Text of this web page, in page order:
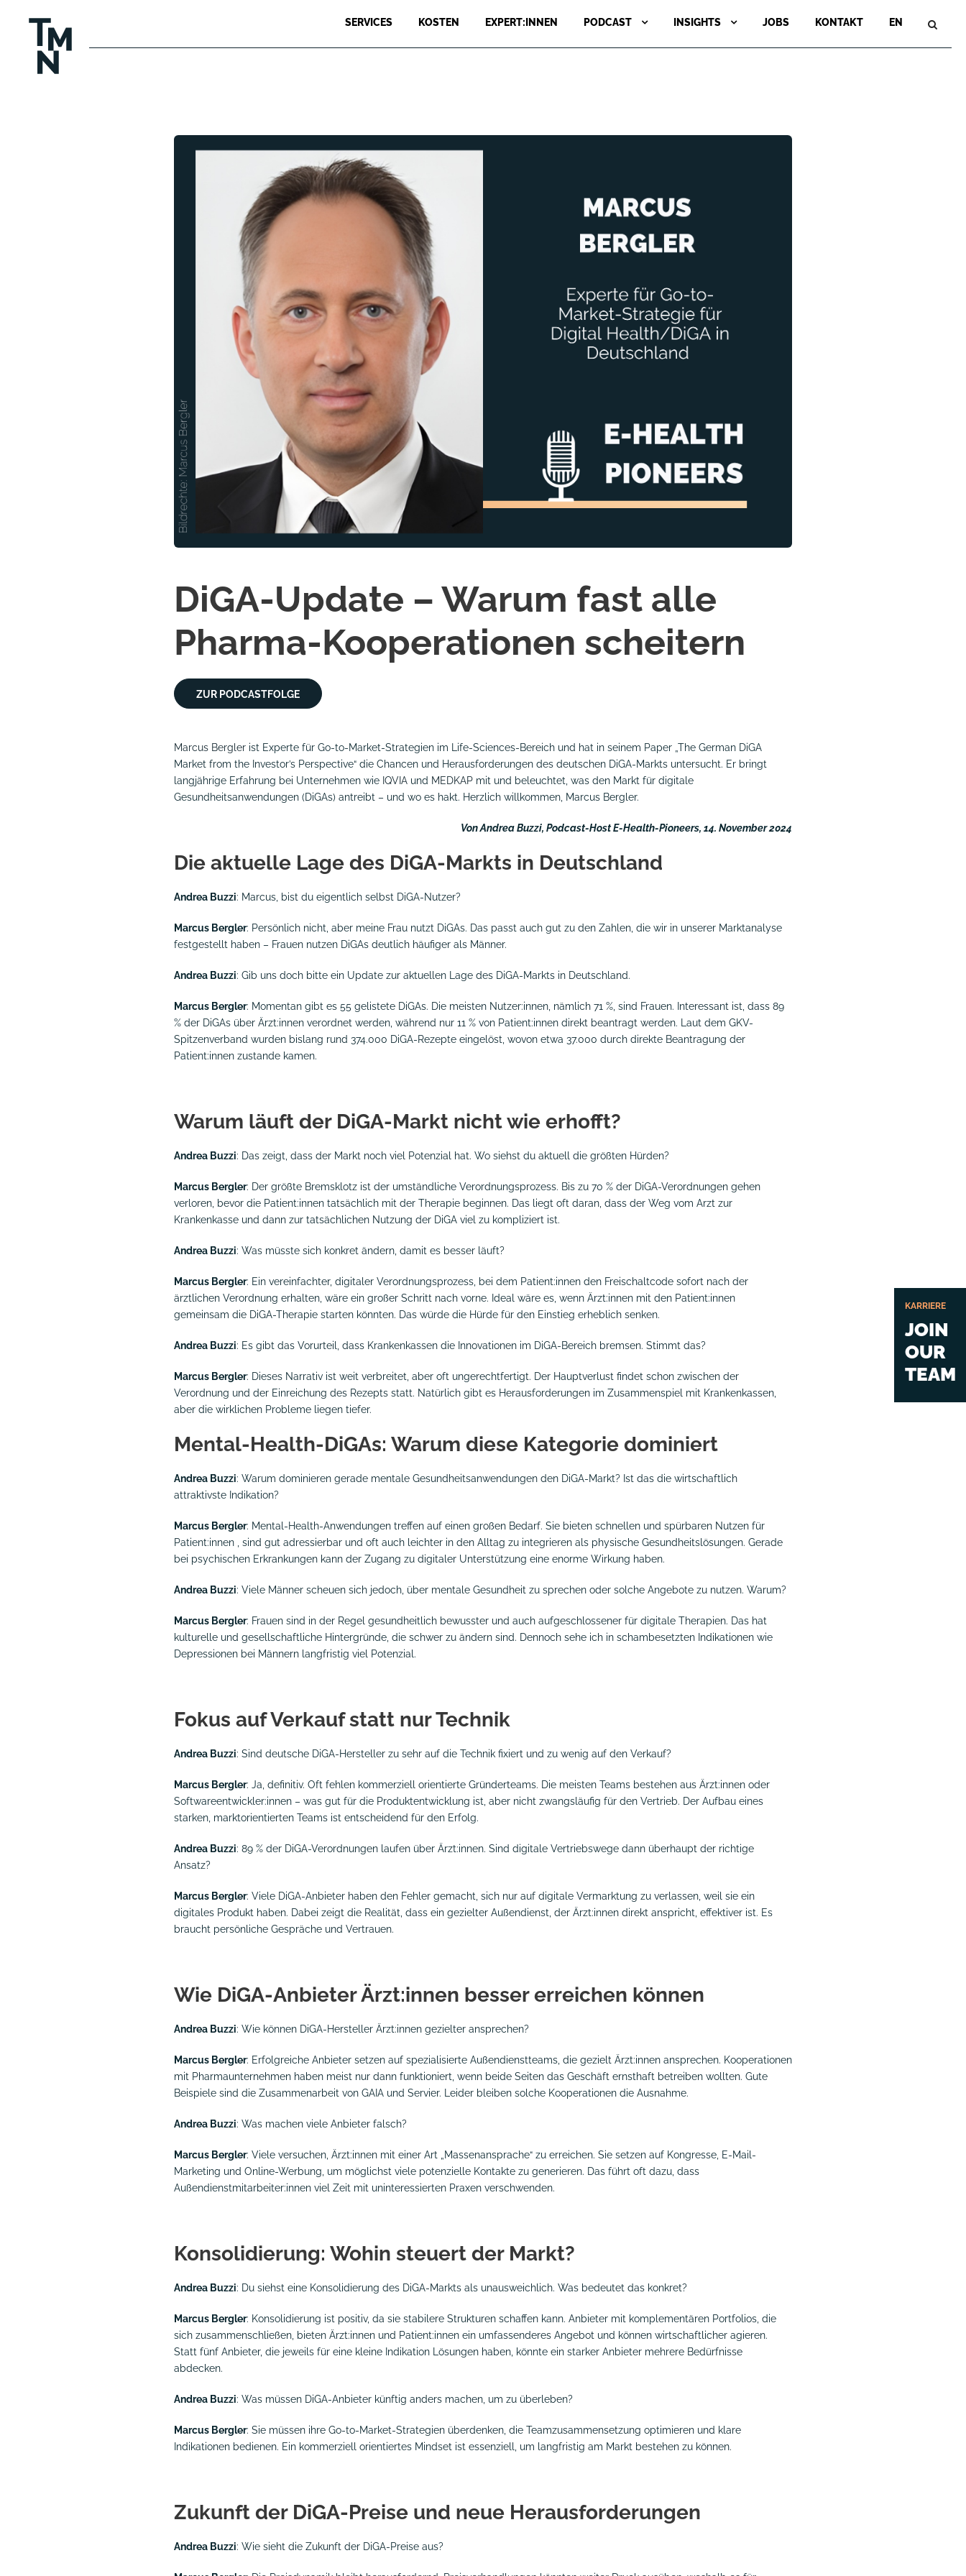
SERVICES KOSTEN EXPERT:INNEN PODCAST INSIGHTS JOBS KONTAKT EN
DiGA-Update – Warum fast alle
Pharma-Kooperationen scheitern
ZUR PODCASTFOLGE
Marcus Bergler ist Experte für Go-to-Market-Strategien im Life-Sciences-Bereich und hat in seinem Paper „The German DiGA
Market from the Investor’s Perspective“ die Chancen und Herausforderungen des deutschen DiGA-Markts untersucht. Er bringt
langjährige Erfahrung bei Unternehmen wie IQVIA und MEDKAP mit und beleuchtet, was den Markt für digitale
Gesundheitsanwendungen (DiGAs) antreibt – und wo es hakt. Herzlich willkommen, Marcus Bergler.
Von Andrea Buzzi, Podcast-Host E-Health-Pioneers, 14. November 2024
Die aktuelle Lage des DiGA-Markts in Deutschland
Andrea Buzzi: Marcus, bist du eigentlich selbst DiGA-Nutzer?
Marcus Bergler: Persönlich nicht, aber meine Frau nutzt DiGAs. Das passt auch gut zu den Zahlen, die wir in unserer Marktanalyse
festgestellt haben – Frauen nutzen DiGAs deutlich häufiger als Männer.
Andrea Buzzi: Gib uns doch bitte ein Update zur aktuellen Lage des DiGA-Markts in Deutschland.
Marcus Bergler: Momentan gibt es 55 gelistete DiGAs. Die meisten Nutzer:innen, nämlich 71 %, sind Frauen. Interessant ist, dass 89
% der DiGAs über Ärzt:innen verordnet werden, während nur 11 % von Patient:innen direkt beantragt werden. Laut dem GKV-
Spitzenverband wurden bislang rund 374.000 DiGA-Rezepte eingelöst, wovon etwa 37.000 durch direkte Beantragung der
Patient:innen zustande kamen.
Warum läuft der DiGA-Markt nicht wie erhofft?
Andrea Buzzi: Das zeigt, dass der Markt noch viel Potenzial hat. Wo siehst du aktuell die größten Hürden?
Marcus Bergler: Der größte Bremsklotz ist der umständliche Verordnungsprozess. Bis zu 70 % der DiGA-Verordnungen gehen
verloren, bevor die Patient:innen tatsächlich mit der Therapie beginnen. Das liegt oft daran, dass der Weg vom Arzt zur
Krankenkasse und dann zur tatsächlichen Nutzung der DiGA viel zu kompliziert ist.
Andrea Buzzi: Was müsste sich konkret ändern, damit es besser läuft?
Marcus Bergler: Ein vereinfachter, digitaler Verordnungsprozess, bei dem Patient:innen den Freischaltcode sofort nach der
ärztlichen Verordnung erhalten, wäre ein großer Schritt nach vorne. Ideal wäre es, wenn Ärzt:innen mit den Patient:innen
gemeinsam die DiGA-Therapie starten könnten. Das würde die Hürde für den Einstieg erheblich senken.
Andrea Buzzi: Es gibt das Vorurteil, dass Krankenkassen die Innovationen im DiGA-Bereich bremsen. Stimmt das?
Marcus Bergler: Dieses Narrativ ist weit verbreitet, aber oft ungerechtfertigt. Der Hauptverlust findet schon zwischen der
Verordnung und der Einreichung des Rezepts statt. Natürlich gibt es Herausforderungen im Zusammenspiel mit Krankenkassen,
aber die wirklichen Probleme liegen tiefer.
Mental-Health-DiGAs: Warum diese Kategorie dominiert
Andrea Buzzi: Warum dominieren gerade mentale Gesundheitsanwendungen den DiGA-Markt? Ist das die wirtschaftlich
attraktivste Indikation?
Marcus Bergler: Mental-Health-Anwendungen treffen auf einen großen Bedarf. Sie bieten schnellen und spürbaren Nutzen für
Patient:innen , sind gut adressierbar und oft auch leichter in den Alltag zu integrieren als physische Gesundheitslösungen. Gerade
bei psychischen Erkrankungen kann der Zugang zu digitaler Unterstützung eine enorme Wirkung haben.
Andrea Buzzi: Viele Männer scheuen sich jedoch, über mentale Gesundheit zu sprechen oder solche Angebote zu nutzen. Warum?
Marcus Bergler: Frauen sind in der Regel gesundheitlich bewusster und auch aufgeschlossener für digitale Therapien. Das hat
kulturelle und gesellschaftliche Hintergründe, die schwer zu ändern sind. Dennoch sehe ich in schambesetzten Indikationen wie
Depressionen bei Männern langfristig viel Potenzial.
Fokus auf Verkauf statt nur Technik
Andrea Buzzi: Sind deutsche DiGA-Hersteller zu sehr auf die Technik fixiert und zu wenig auf den Verkauf?
Marcus Bergler: Ja, definitiv. Oft fehlen kommerziell orientierte Gründerteams. Die meisten Teams bestehen aus Ärzt:innen oder
Softwareentwickler:innen – was gut für die Produktentwicklung ist, aber nicht zwangsläufig für den Vertrieb. Der Aufbau eines
starken, marktorientierten Teams ist entscheidend für den Erfolg.
Andrea Buzzi: 89 % der DiGA-Verordnungen laufen über Ärzt:innen. Sind digitale Vertriebswege dann überhaupt der richtige
Ansatz?
Marcus Bergler: Viele DiGA-Anbieter haben den Fehler gemacht, sich nur auf digitale Vermarktung zu verlassen, weil sie ein
digitales Produkt haben. Dabei zeigt die Realität, dass ein gezielter Außendienst, der Ärzt:innen direkt anspricht, effektiver ist. Es
braucht persönliche Gespräche und Vertrauen.
Wie DiGA-Anbieter Ärzt:innen besser erreichen können
Andrea Buzzi: Wie können DiGA-Hersteller Ärzt:innen gezielter ansprechen?
Marcus Bergler: Erfolgreiche Anbieter setzen auf spezialisierte Außendienstteams, die gezielt Ärzt:innen ansprechen. Kooperationen
mit Pharmaunternehmen haben meist nur dann funktioniert, wenn beide Seiten das Geschäft ernsthaft betreiben wollten. Gute
Beispiele sind die Zusammenarbeit von GAIA und Servier. Leider bleiben solche Kooperationen die Ausnahme.
Andrea Buzzi: Was machen viele Anbieter falsch?
Marcus Bergler: Viele versuchen, Ärzt:innen mit einer Art „Massenansprache“ zu erreichen. Sie setzen auf Kongresse, E-Mail-
Marketing und Online-Werbung, um möglichst viele potenzielle Kontakte zu generieren. Das führt oft dazu, dass
Außendienstmitarbeiter:innen viel Zeit mit uninteressierten Praxen verschwenden.
Konsolidierung: Wohin steuert der Markt?
Andrea Buzzi: Du siehst eine Konsolidierung des DiGA-Markts als unausweichlich. Was bedeutet das konkret?
Marcus Bergler: Konsolidierung ist positiv, da sie stabilere Strukturen schaffen kann. Anbieter mit komplementären Portfolios, die
sich zusammenschließen, bieten Ärzt:innen und Patient:innen ein umfassenderes Angebot und können wirtschaftlicher agieren.
Statt fünf Anbieter, die jeweils für eine kleine Indikation Lösungen haben, könnte ein starker Anbieter mehrere Bedürfnisse
abdecken.
Andrea Buzzi: Was müssen DiGA-Anbieter künftig anders machen, um zu überleben?
Marcus Bergler: Sie müssen ihre Go-to-Market-Strategien überdenken, die Teamzusammensetzung optimieren und klare
Indikationen bedienen. Ein kommerziell orientiertes Mindset ist essenziell, um langfristig am Markt bestehen zu können.
Zukunft der DiGA-Preise und neue Herausforderungen
Andrea Buzzi: Wie sieht die Zukunft der DiGA-Preise aus?
KARRIERE
JOIN
OUR
TEAM